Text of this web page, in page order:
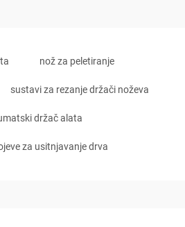
nož za peletiranje
sustavi za rezanje držači noževa
držač alata
za usitnjavanje drva